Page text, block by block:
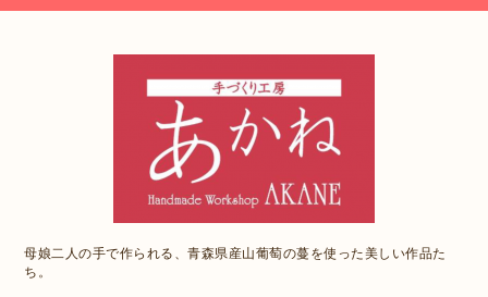
母娘二人の手で作られる、青森県産山葡萄の蔓を使った美しい作品た
ち。